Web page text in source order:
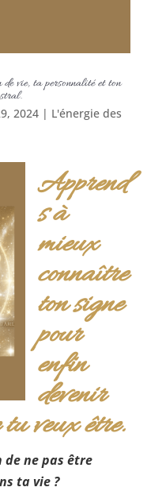
vie, ta personnalité et ton
2024| L'énergie des
Apprend
s à
mieux
connaître
ton signe
pour
enfin
devenir
veux être.
de ne pas être
ta vie ?